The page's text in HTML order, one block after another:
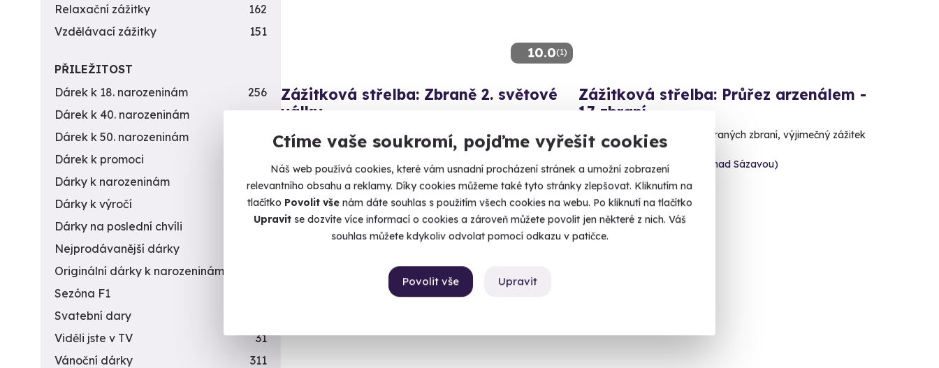
Ctíme vaše soukromí, pojďme vyřešit cookies
Náš web používá cookies, které vám usnadní procházení stránek a umožní zobrazení
relevantního obsahu a reklamy. Díky cookies můžeme také tyto stránky zlepšovat. Kliknutím na
tlačítko Povolit vše nám dáte souhlas s použitím všech cookies na webu. Po kliknutí na tlačítko
Upravitse dozvíte více informací o cookies a zároveň můžete povolit jen některé z nich. Váš
souhlas můžete kdykoliv odvolat pomocí odkazu v patičce.
Upravit
Povolit vše
10.0(1)
Zážitková střelba: Zbraně 2. světové
války
14 zbraní, 35 nábojů - vyzkoušejte kousky, které psaly dějiny!
Velká Bíteš (okres Žďár nad Sázavou)
(+ 28 dalších lokalit)
4 950 Kč
Zážitková střelba: Průřez arzenálem -
17 zbraní
100 výstřelů, 17 precizně vybraných zbraní, výjimečný zážitek
Velká Bíteš (okres Žďár nad Sázavou)
(+ 28 dalších lokalit)
3 799 Kč
Volný termín už 14. 08. 2026
Relaxační zážitky
162
Vzdělávací zážitky
151
PŘILEŽITOST
Dárek k 18. narozeninám
256
Dárek k 40. narozeninám
453
Dárek k 50. narozeninám
Dárek k promoci
Dárky k narozeninám
551
Dárky k výročí
294
Dárky na poslední chvíli
450
Nejprodávanější dárky
Originální dárky k narozeninám
Sezóna F1
Svatební dary
Viděli jste v TV
31
Vánoční dárky
311